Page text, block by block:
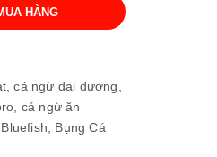
HÀNG
cá ngừ đại dương,
cá ngừ ăn
Bụng Cá